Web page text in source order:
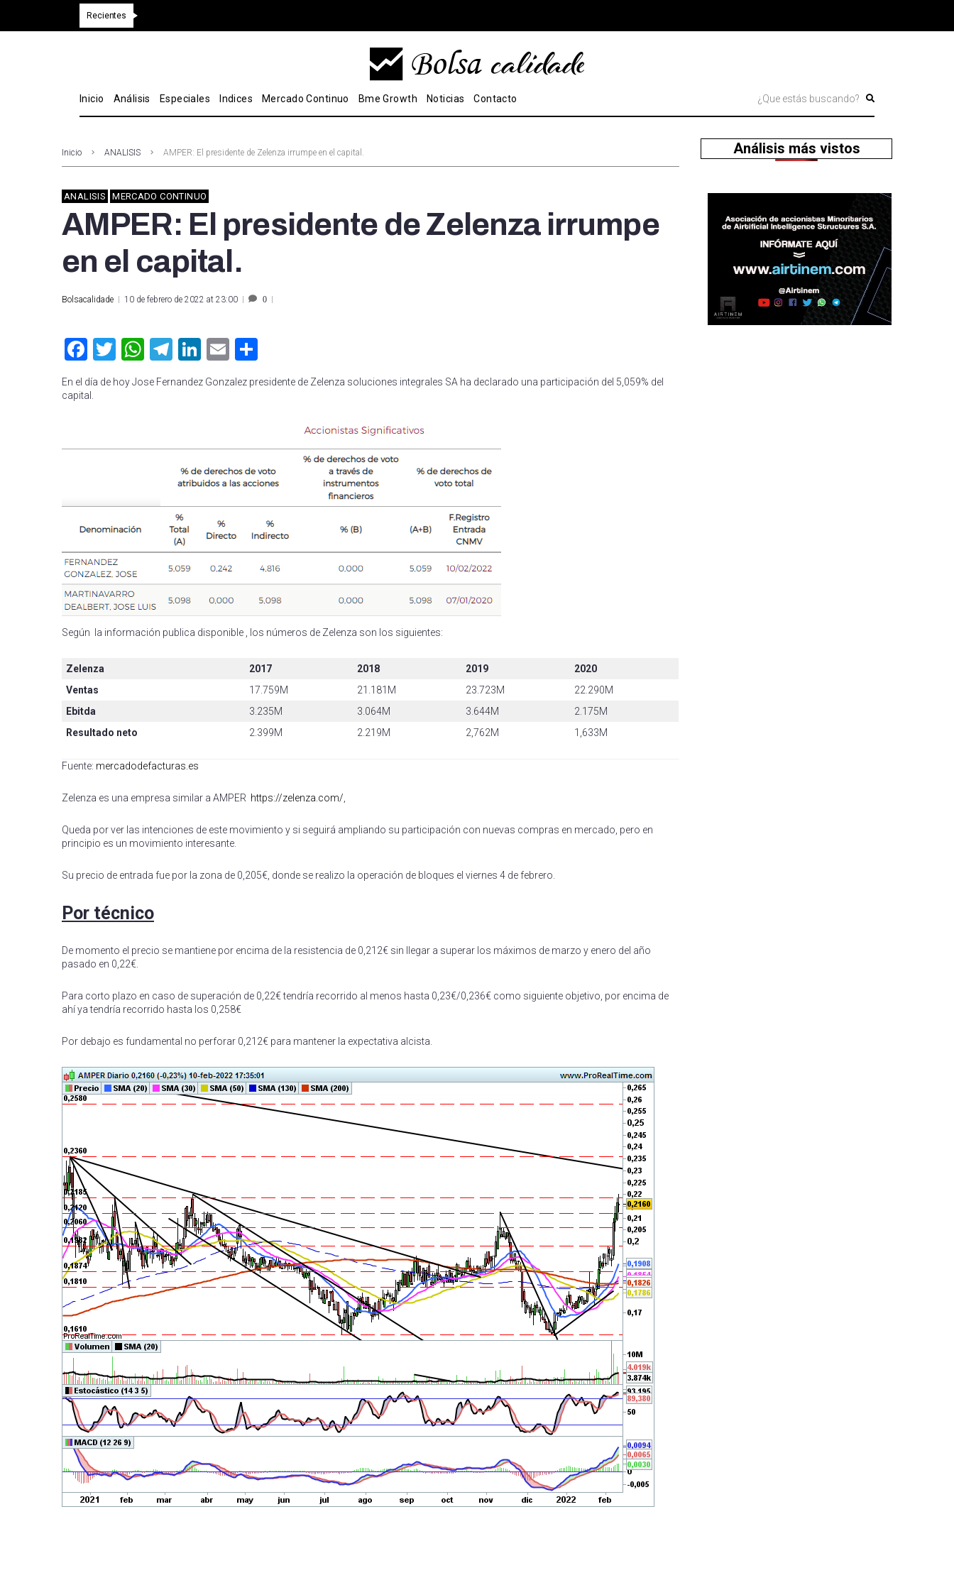
Recientes
Inicio Análisis Especiales Indices Mercado Continuo Bme Growth Noticias Contacto
Inicio ANALISIS AMPER: El presidente de Zelenza irrumpe en el capital.
ANALISIS MERCADO CONTINUO
AMPER: El presidente de Zelenza irrumpe
en el capital.
Bolsacalidade 10 de febrero de 2022 at 23:00 0
Facebook
Twitter
WhatsApp
Telegram
LinkedIn
Email
En el día de hoy Jose Fernandez Gonzalez presidente de Zelenza soluciones integrales SA ha declarado una participación del 5,059% del
capital.
Según la información publica disponible , los números de Zelenza son los siguientes:
Zelenza 2017 2018 2019
2020
Ventas
17.759M 21.181M 23.723M
22.290M
Ebitda
3.235M 3.064M 3.644M
2.175M
Resultado neto
2.399M 2.219M 2,762M 1,633M
Fuente: mercadodefacturas.es
Zelenza es una empresa similar a AMPER https://zelenza.com/
Queda por ver las intenciones de este movimiento y si seguirá ampliando su participación con nuevas compras en mercado, pero en
principio es un movimiento interesante.
Su precio de entrada fue por la zona de 0,205€, donde se realizo la operación de bloques el viernes 4 de febrero.
Por técnico
De momento el precio se mantiene por encima de la resistencia de 0,212€ sin llegar a superar los máximos de marzo y enero del año
pasado en 0,22€.
Para corto plazo en caso de superación de 0,22€ tendría recorrido al menos hasta 0,23€/0,236€ como siguiente objetivo, por encima de
ahí ya tendría recorrido hasta los 0,258€
Por debajo es fundamental no perforar 0,212€ para mantener la expectativa alcista.
Análisis más vistos